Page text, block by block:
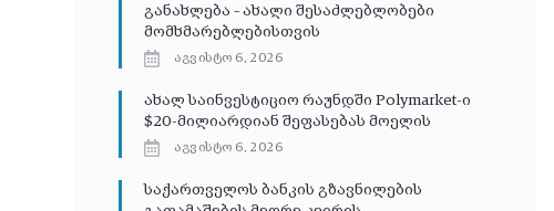
განახლება – ახალი შესაძლებლობები
მომხმარებლებისთვის
აგვისტო 6, 2026
ახალ საინვესტიციო რაუნდში Polymarket-ი
$20-მილიარდიან შეფასებას მოელის
აგვისტო 6, 2026
საქართველოს ბანკის გზავნილების